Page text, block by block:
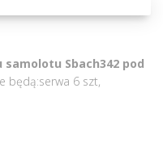
Sbach342 pod
będą:serwa 6 szt,